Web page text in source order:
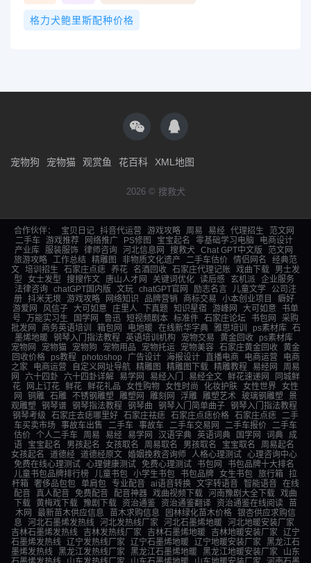
格力犬鲍里斯配种价格
宠物狗 宠物猫 观赏鱼 花百科 XML地图
2026 © 搜救犬
合作伙伴： 宝贝日记 抖音代运营 游戏攻略 周易 易经 代理招生
范文网
二手车
游戏推荐 网络推广 PS修图 宝宝起名 零基础学习电脑
电商设计
产业库
服装服饰 律师咨询 河北信息网 搜救犬 Chat GPT中文版
范文网
旅游攻略
工作总结 精雕图 非物质文化遗产 二手车估价 情侣网名
经典范
文 培训招生 石家庄点痣 养花 名酒回收 石家庄代理记账 戏曲下载
男士发
型
女士发型 搜搜作文 唐山人才网 关键词优化 读后感 玄机派
企业服务
法律咨询 chatGPT国内版 文玩 chatGPT官网 励志名言 儿童文学
公司注
册
抖米无垠 游戏攻略 网络知识 品牌营销 商标交易 小本创业项目
癖好
游爱网
风信子 大可如意 庄里人 下真题 知识星宿 游峰网 大可如意
书单
号
万能实习生 国学网 鲁迅 短视频剧本 标准件 石家庄论坛 书包网
采购
批发网
商务英语培训 箱包网 电地暖 在线新华字典 雅思培训 ps素材库
石
墨烯地暖 钢琴入门指法教程 英语培训机构 宠物交易 黄金回收
ps素材库
宠物网
宠物猫 宠物狗 宠物用品 宠物托运 宠物美容 石家庄黄金回收 黄金
回收价格
ps教程 photoshop 广告设计 海报设计 直播电商 电商运营
电商
之家
电商运营 自定义网址导航 精雕图 精雕图下载 精雕教程 易经网
周易
网
六十四卦 六十四卦详解 易学网 易经入门 易经全文 鲜花速递网
同城鲜
花
网上订花 鲜花 鲜花礼品 女性购物 女性时尚 化妆护肤 女性世界
女性
网
铜雕 石雕 不锈钢雕塑 雕塑网 雕刻网 浮雕 雕塑艺术 玻璃钢雕塑
景
观雕塑
钢琴谱 钢琴指法教程 钢琴曲 钢琴入门简单曲子
钢琴入门指法教程
钢琴考级
石家庄去痣哪里好 石家庄祛痣 石家庄点痣价格 石家庄点痣
二手
车买卖市场
事故车出售 二手车 事故车 二手车交易网 二手车报价
二手车
估价 个人二手车 周易 易经 易学网 汉语字典 英语词典 国学网 词典
成
语
宝宝起名 男孩起名 女孩取名 周易取名 男孩取名 宝宝取名
周易起名
女孩起名
道德经 道德经原文 婚姻挽救咨询师 人格心理测试
心理咨询中心
免费在线心理测试
心理健康测试 免费心理测试 书包网
书包品牌十大排名
儿童书包品牌排行榜
儿童书包 小学生书包 书包品牌 女生书包 旅行箱 拉
杆箱 奢侈品包包 单肩包 专业配音 ai语音转换 文字转语音 智能语音 在线
配音 真人配音 免费配音 配音神器 戏曲视频下载 河南豫剧大全下载 戏曲
下载 黄梅戏下载 豫剧下载 资治通鉴 资治通鉴翻译 资治通鉴在线阅读 苗
木网
最新苗木供应信息 苗木求购信息 园林绿化苗木价格 银杏供应求购信
息
河北石墨烯发热线 河北发热线厂家 河北石墨烯地暖
河北地暖安装厂家
吉林石墨烯发热线
吉林发热线厂家 吉林石墨烯地暖 吉林地暖安装厂家
辽宁
石墨烯发热线
辽宁发热线厂家 辽宁石墨烯地暖 辽宁地暖安装厂家
黑龙江石
墨烯发热线
黑龙江发热线厂家 黑龙江石墨烯地暖 黑龙江地暖安装厂家
山东